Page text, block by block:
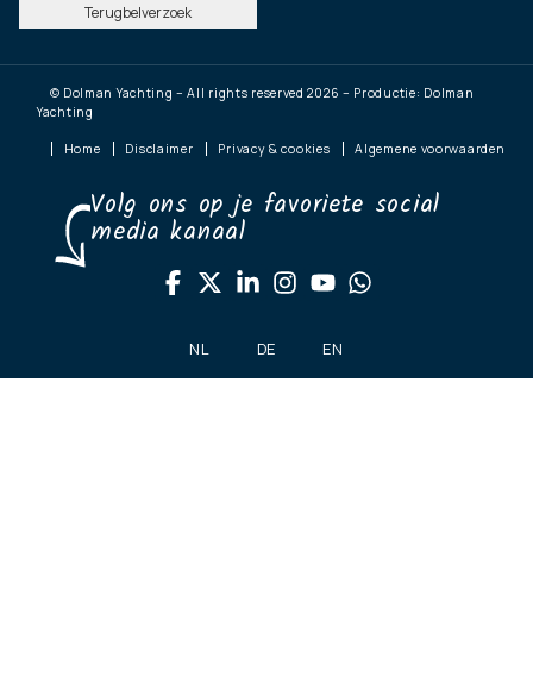
Terugbelverzoek
© Dolman Yachting – All rights reserved 2026 – Productie: Dolman
Yachting
Home Disclaimer Privacy & cookies Algemene voorwaarden
Volg ons op je favoriete social
media kanaal
NL DE EN